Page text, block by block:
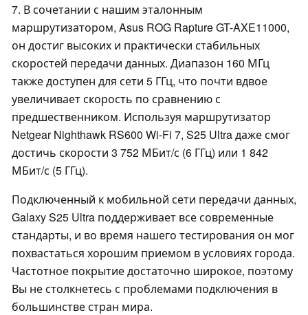
7. В сочетании с нашим эталонным
маршрутизатором, Asus ROG Rapture GT-AXE11000,
он достиг высоких и практически стабильных
скоростей передачи данных. Диапазон 160 МГц
также доступен для сети 5 ГГц, что почти вдвое
увеличивает скорость по сравнению с
предшественником. Используя маршрутизатор
Netgear Nighthawk RS600 Wi-Fi 7, S25 Ultra даже смог
достичь скорости 3 752 МБит/с (6 ГГц) или 1 842
МБит/с (5 ГГц).
Подключенный к мобильной сети передачи данных,
Galaxy S25 Ultra поддерживает все современные
стандарты, и во время нашего тестирования он мог
похвастаться хорошим приемом в условиях города.
Частотное покрытие достаточно широкое, поэтому
Вы не столкнетесь с проблемами подключения в
большинстве стран мира.